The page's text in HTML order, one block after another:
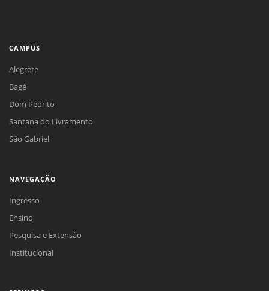
CAMPUS
Alegrete
Bagé
Dom Pedrito
Santana do Livramento
São Gabriel
NAVEGAÇÃO
Ingresso
Ensino
Pesquisa e Extensão
Institucional